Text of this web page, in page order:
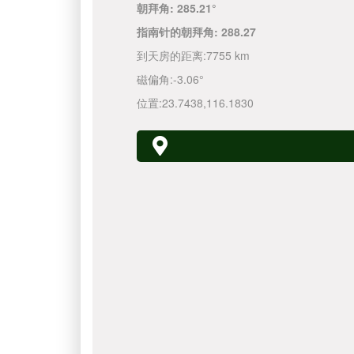
朝拜角: 285.21°
指南针的朝拜角: 288.27
到天房的距离:7755 km
磁偏角:-3.06°
位置:23.7438,116.1830